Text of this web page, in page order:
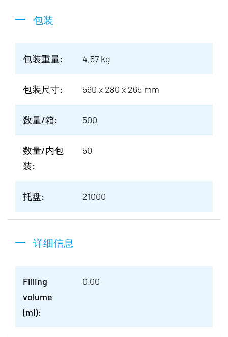
包装
包装重量: 4,57 kg
包装尺寸: 590 x 280 x 265 mm
数量/箱: 500
数量/内包
装:
50
托盘: 21000
详细信息
Filling
volume
(ml):
0.00